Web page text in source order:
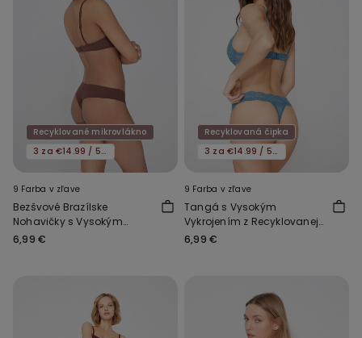
Recyklované mikrovlákno
3 za €14.99 / 5 za €21.99
9 Farba v zľave
Bezšvové Brazílske
Nohavičky s Vysokým
Vykrojením z
6,99 €
Recyklovaná čipka
3 za €14.99 / 5 za €21.99
9 Farba v zľave
Tangá s Vysokým
Vykrojením z Recyklovanej
Čipky
6,99 €